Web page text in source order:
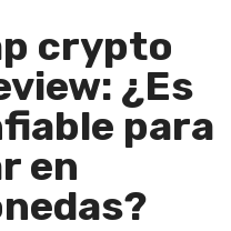
crypto
¿Es
para
en